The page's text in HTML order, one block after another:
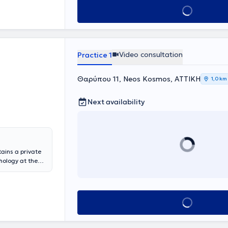
is strongly
Clinic of
Book appointment
a private
at the
Practice 1 Video consultation
Θαρύπου 11, Neos Kosmos, ΑΤΤΙΚΗ 1,0 km
Next availability
Book appointment